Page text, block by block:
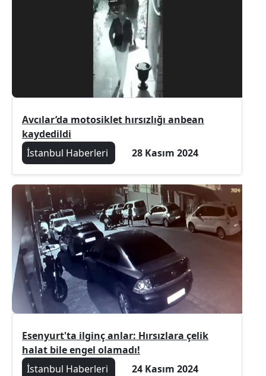
Avcılar’da motosiklet hırsızlığı anbean
kaydedildi
İstanbul Haberleri
28 Kasım 2024
Esenyurt'ta ilginç anlar: Hırsızlara çelik
halat bile engel olamadı!
İstanbul Haberleri
24 Kasım 2024